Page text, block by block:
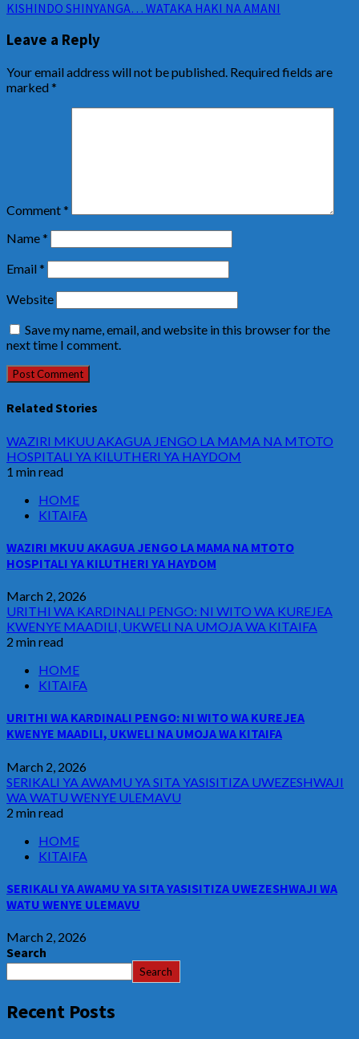
KISHINDO SHINYANGA… WATAKA HAKI NA AMANI
Leave a Reply
Your email address will not be published. Required fields are
marked*
Comment*
Name*
Email*
Website
Save my name, email, and website in this browser for the
next time I comment.
Related Stories
WAZIRI MKUU AKAGUA JENGO LA MAMA NA MTOTO
HOSPITALI YA KILUTHERI YA HAYDOM
1 min read
HOME
KITAIFA
WAZIRI MKUU AKAGUA JENGO LA MAMA NA MTOTO
HOSPITALI YA KILUTHERI YA HAYDOM
March 2, 2026
URITHI WA KARDINALI PENGO: NI WITO WA KUREJEA
KWENYE MAADILI, UKWELI NA UMOJA WA KITAIFA
2 min read
HOME
KITAIFA
URITHI WA KARDINALI PENGO: NI WITO WA KUREJEA
KWENYE MAADILI, UKWELI NA UMOJA WA KITAIFA
March 2, 2026
SERIKALI YA AWAMU YA SITA YASISITIZA UWEZESHWAJI
WA WATU WENYE ULEMAVU
2 min read
HOME
KITAIFA
SERIKALI YA AWAMU YA SITA YASISITIZA UWEZESHWAJI WA
WATU WENYE ULEMAVU
March 2, 2026
Search
Search
Recent Posts